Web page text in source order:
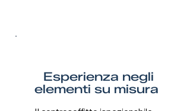
Esperienza negli
elementi su misura